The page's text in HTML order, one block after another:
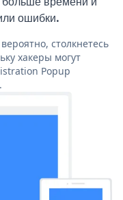
ошибки.
столкнетесь
хакеры могут
Popup